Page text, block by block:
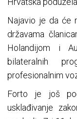
Najavio je da će
državama
Holandijom i
bilateralnih
profesionalnim
Forto je još
usklađivanje